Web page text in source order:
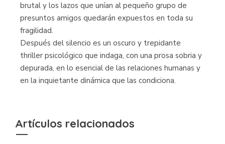
brutal y los lazos que unían al pequeño grupo de
presuntos amigos quedarán expuestos en toda su
fragilidad.
Después del silencio es un oscuro y trepidante
thriller psicológico que indaga, con una prosa sobria y
depurada, en lo esencial de las relaciones humanas y
en la inquietante dinámica que las condiciona.
Artículos relacionados